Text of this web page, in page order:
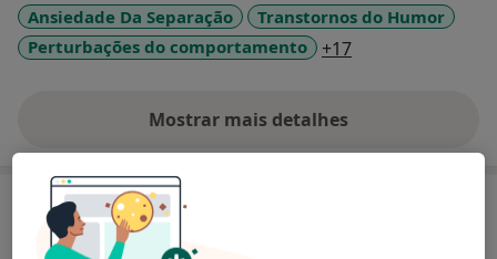
Ansiedade Da Separação
Transtornos do Humor
Perturbações do comportamento
+17
Mostrar mais detalhes
sobre a experiência
Serviços e preços
Psicoterapia